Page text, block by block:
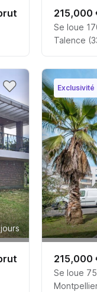
215,000
Se loue
Talence
Exclusivité
215,000
Se loue